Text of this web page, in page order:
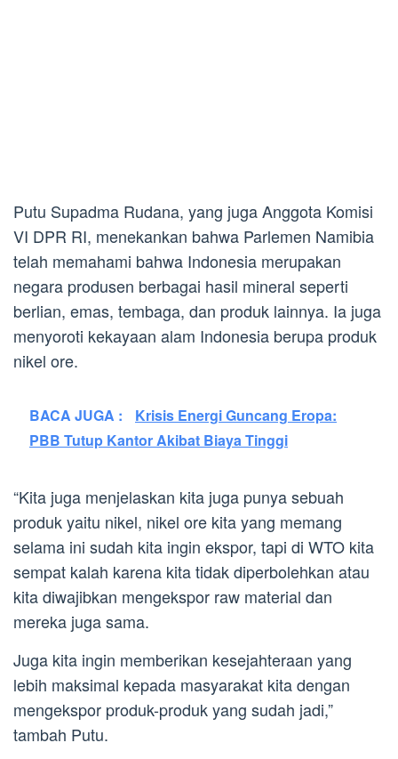
Putu Supadma Rudana, yang juga Anggota Komisi
VI DPR RI, menekankan bahwa Parlemen Namibia
telah memahami bahwa Indonesia merupakan
negara produsen berbagai hasil mineral seperti
berlian, emas, tembaga, dan produk lainnya. Ia juga
menyoroti kekayaan alam Indonesia berupa produk
nikel ore.
BACA JUGA :
Krisis Energi Guncang Eropa:
PBB Tutup Kantor Akibat Biaya Tinggi
“Kita juga menjelaskan kita juga punya sebuah
produk yaitu nikel, nikel ore kita yang memang
selama ini sudah kita ingin ekspor, tapi di WTO kita
sempat kalah karena kita tidak diperbolehkan atau
kita diwajibkan mengekspor raw material dan
mereka juga sama.
Juga kita ingin memberikan kesejahteraan yang
lebih maksimal kepada masyarakat kita dengan
mengekspor produk-produk yang sudah jadi,”
tambah Putu.